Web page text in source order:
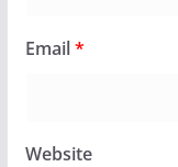
Email*
Website